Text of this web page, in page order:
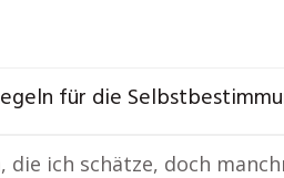
für die
ich schätze, doch